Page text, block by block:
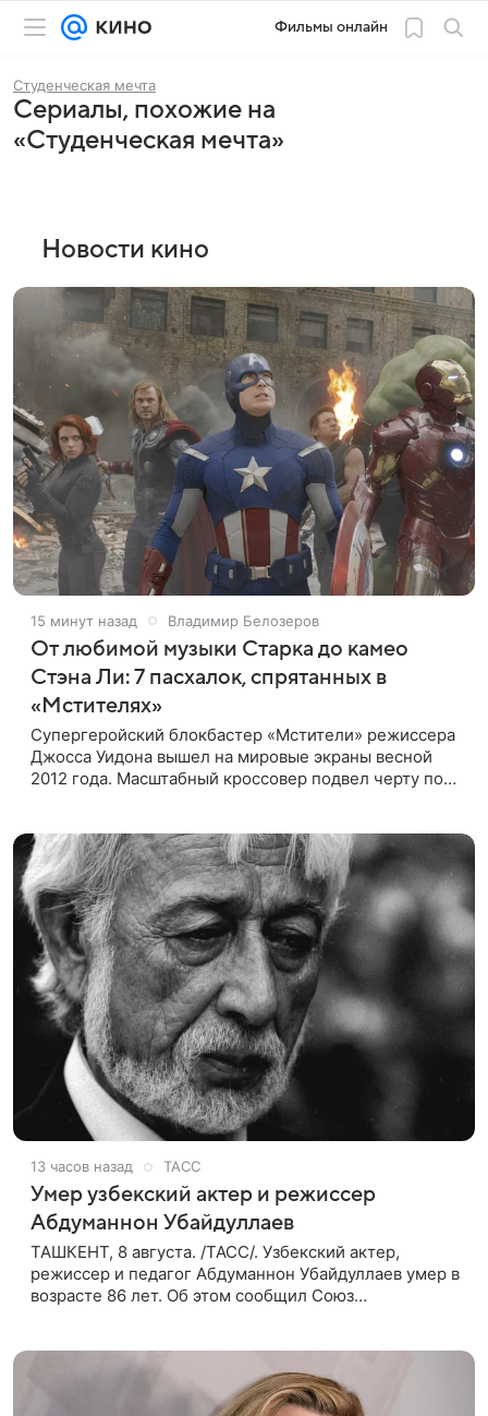
Фильмы онлайн
Студенческая мечта
Сериалы, похожие на
«Студенческая мечта»
Новости кино
15 минут назад Владимир Белозеров
От любимой музыки Старка до камео
Стэна Ли: 7 пасхалок, спрятанных в
«Мстителях»
Супергеройский блокбастер «Мстители» режиссера
Джосса Уидона вышел на мировые экраны весной
2012 года. Масштабный кроссовер подвел черту под
13 часов назад ТАСС
Умер узбекский актер и режиссер
Абдуманнон Убайдуллаев
ТАШКЕНТ, 8 августа. /ТАСС/. Узбекский актер,
режиссер и педагог Абдуманнон Убайдуллаев умер в
возрасте 86 лет. Об этом сообщил Союз